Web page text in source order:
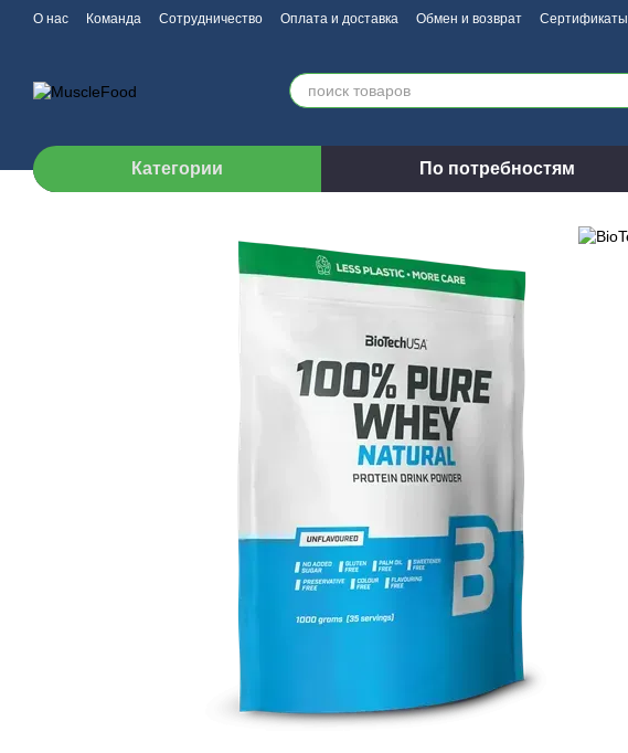
Перейти к основному контенту
О нас Команда Сотрудничество Оплата и доставка Обмен и возврат Сертификаты
Категории По потребностям